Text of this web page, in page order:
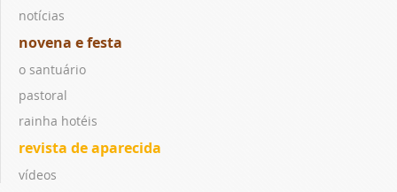
notícias
novena e festa
o santuário
pastoral
rainha hotéis
revista de aparecida
vídeos